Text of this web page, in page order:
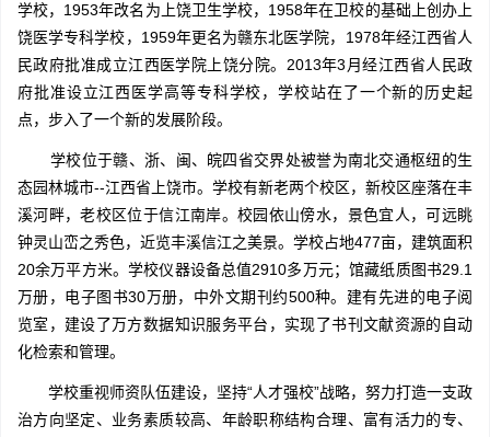
学校，1953年改名为上饶卫生学校，1958年在卫校的基础上创办上
饶医学专科学校，1959年更名为赣东北医学院，1978年经江西省人
民政府批准成立江西医学院上饶分院。2013年3月经江西省人民政
府批准设立江西医学高等专科学校，学校站在了一个新的历史起
点，步入了一个新的发展阶段。
学校位于赣、浙、闽、皖四省交界处被誉为南北交通枢纽的生
态园林城市--江西省上饶市。学校有新老两个校区，新校区座落在丰
溪河畔，老校区位于信江南岸。校园依山傍水，景色宜人，可远眺
钟灵山峦之秀色，近览丰溪信江之美景。学校占地477亩，建筑面积
20余万平方米。学校仪器设备总值2910多万元；馆藏纸质图书29.1
万册，电子图书30万册，中外文期刊约500种。建有先进的电子阅
览室，建设了万方数据知识服务平台，实现了书刊文献资源的自动
化检索和管理。
学校重视师资队伍建设，坚持“人才强校”战略，努力打造一支政
治方向坚定、业务素质较高、年龄职称结构合理、富有活力的专、